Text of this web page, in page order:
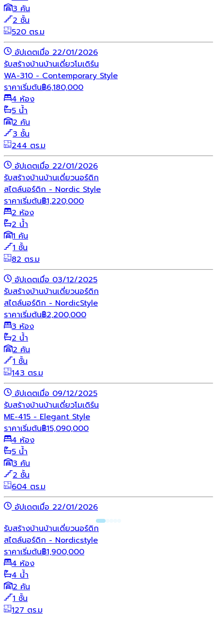
3 คัน
2 ชั้น
520 ตร.ม
อัปเดตเมื่อ 22/01/2026
รับสร้างบ้านบ้านเดี่ยวโมเดิร์น
WA-310 - Contemporary Style
ราคาเริ่มต้น฿6,180,000
4 ห้อง
5 น้ำ
2 คัน
3 ชั้น
244 ตร.ม
อัปเดตเมื่อ 22/01/2026
รับสร้างบ้านบ้านเดี่ยวนอร์ดิก
สไตล์นอร์ดิก - Nordic Style
ราคาเริ่มต้น฿1,220,000
2 ห้อง
2 น้ำ
1 คัน
1 ชั้น
82 ตร.ม
อัปเดตเมื่อ 03/12/2025
รับสร้างบ้านบ้านเดี่ยวนอร์ดิก
สไตล์นอร์ดิก - NordicStyle
ราคาเริ่มต้น฿2,200,000
3 ห้อง
2 น้ำ
2 คัน
1 ชั้น
143 ตร.ม
อัปเดตเมื่อ 09/12/2025
รับสร้างบ้านบ้านเดี่ยวโมเดิร์น
ME-415 - Elegant Style
ราคาเริ่มต้น฿15,090,000
4 ห้อง
5 น้ำ
3 คัน
2 ชั้น
604 ตร.ม
อัปเดตเมื่อ 22/01/2026
รับสร้างบ้านบ้านเดี่ยวนอร์ดิก
สไตล์นอร์ดิก - Nordicstyle
ราคาเริ่มต้น฿1,900,000
4 ห้อง
4 น้ำ
2 คัน
1 ชั้น
127 ตร.ม